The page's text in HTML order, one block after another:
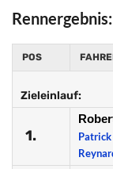
Rennergebnis:
POS
Zieleinlauf:
1.